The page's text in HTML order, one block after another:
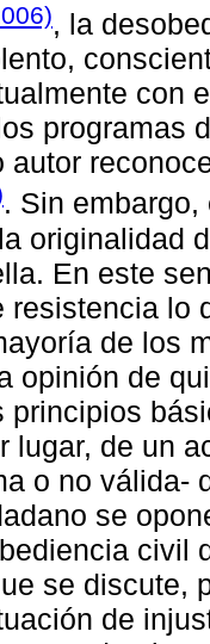
, la
con
programas
autor
. Sin
originalidad
En este
resistencia lo
de los
opinión de
principios
lugar, de un
o no válida-
se
civil
se discute,
de